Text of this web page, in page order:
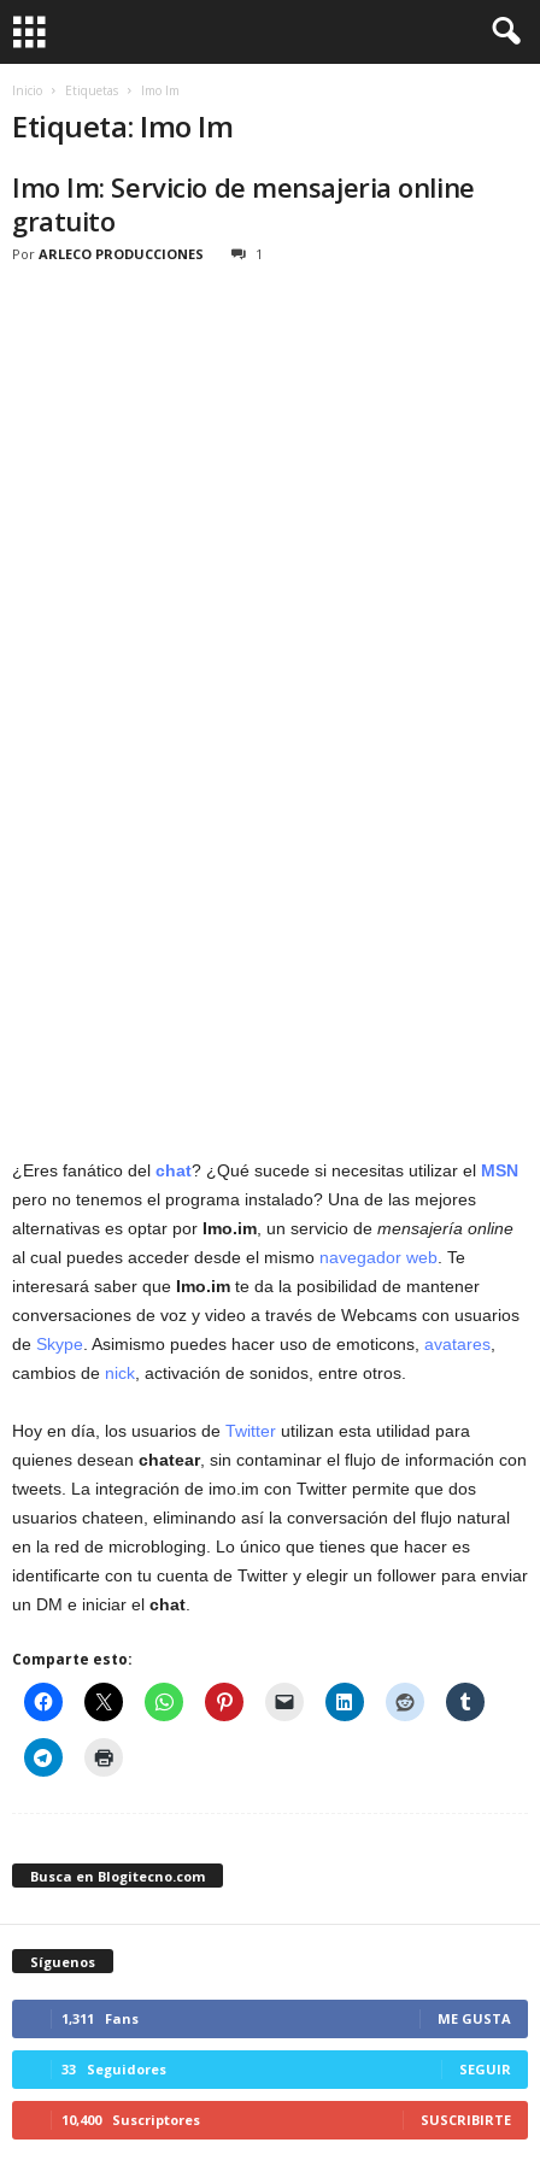
Inicio Etiquetas Imo Im
Etiqueta: Imo Im
Imo Im: Servicio de mensajeria online
gratuito
Por ARLECO PRODUCCIONES 1
¿Eres fanático del chat? ¿Qué sucede si necesitas utilizar el MSN
pero no tenemos el programa instalado? Una de las mejores
alternativas es optar por Imo.im , un servicio de mensajería online
al cual puedes acceder desde el mismo navegador web . Te
interesará saber que Imo.im te da la posibilidad de mantener
conversaciones de voz y video a través de Webcams con usuarios
de Skype . Asimismo puedes hacer uso de emoticons, avatares
cambios de nick , activación de sonidos, entre otros.
Hoy en día, los usuarios de Twitter utilizan esta utilidad para
quienes desean chatear, sin contaminar el flujo de información con
tweets. La integración de imo.im con Twitter permite que dos
usuarios chateen, eliminando así la conversación del flujo natural
en la red de microbloging. Lo único que tienes que hacer es
identificarte con tu cuenta de Twitter y elegir un follower para enviar
un DM e iniciar el chat
Comparte esto:
Busca en Blogitecno.com
Síguenos
1,311 Fans ME GUSTA
33 Seguidores SEGUIR
10,400 Suscriptores SUSCRIBIRTE